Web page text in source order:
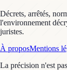
Décrets, arrêtés,
l'environnement
juristes.
À proposMentions
La précision n'est